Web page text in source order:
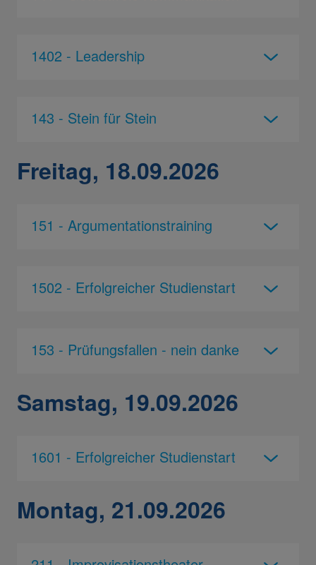
1402 - Leadership
143 - Stein für Stein
Freitag, 18.09.2026
151 - Argumentationstraining
1502 - Erfolgreicher Studienstart
153 - Prüfungsfallen - nein danke
Samstag, 19.09.2026
1601 - Erfolgreicher Studienstart
Montag, 21.09.2026